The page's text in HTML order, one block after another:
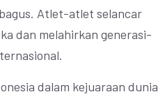
Atlet-atlet selancar
dan melahirkan generasi-
dalam kejuaraan dunia